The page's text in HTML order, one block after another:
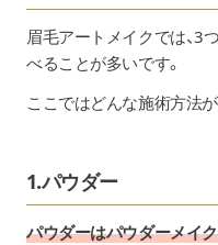
眉毛アートメイクでは、3
べることが多いです。
ここではどんな施術方法
1.パウダー
パウダーはパウダーメイ